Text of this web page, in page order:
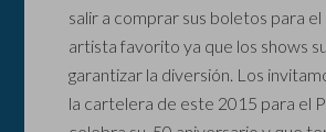
salir a comprar sus boletos para el
artista favorito ya que los shows
garantizar la diversión. Los
la cartelera de este 2015 para el